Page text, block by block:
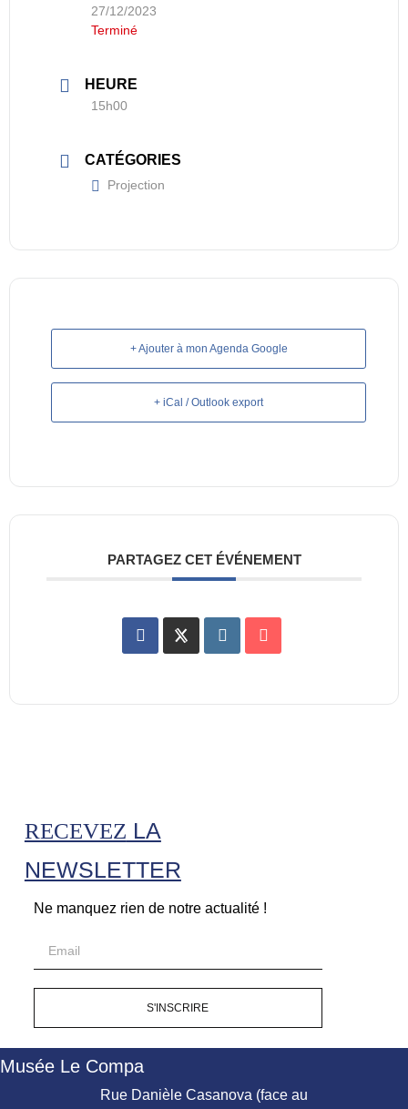
27/12/2023
Terminé
HEURE
15h00
CATÉGORIES
Projection
+ Ajouter à mon Agenda Google
+ iCal / Outlook export
PARTAGEZ CET ÉVÉNEMENT
RECEVEZ LA
NEWSLETTER
Ne manquez rien de notre actualité !
S'INSCRIRE
Musée Le Compa
Rue Danièle Casanova (face au